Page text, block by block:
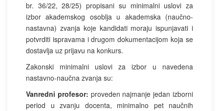
br. 36/22, 28/25) propisani su minimalni uslovi za
izbor akademskog osoblja u akademska (naučno-
nastavna) zvanja koje kandidati moraju ispunjavati i
potvrditi ispravama i drugom dokumentacijom koja se
dostavlja uz prijavu na konkurs.
Zakonski minimalni uslovi za izbor u navedena
nastavno-naučna zvanja su:
Vanredni profesor: proveden najmanje jedan izborni
period u zvanju docenta, minimalno pet naučnih